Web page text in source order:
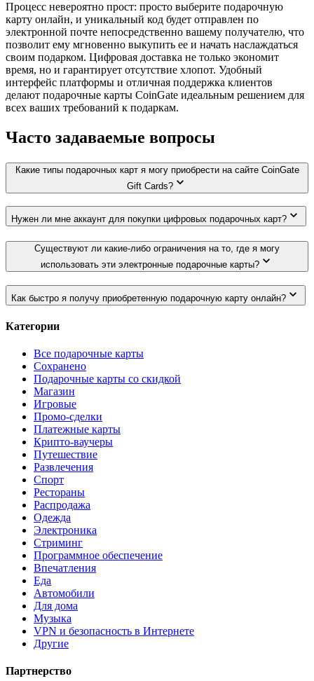
Процесс невероятно прост: просто выберите подарочную
карту онлайн, и уникальный код будет отправлен по
электронной почте непосредственно вашему получателю, что
позволит ему мгновенно выкупить ее и начать наслаждаться
своим подарком. Цифровая доставка не только экономит
время, но и гарантирует отсутствие хлопот. Удобный
интерфейс платформы и отличная поддержка клиентов
делают подарочные карты CoinGate идеальным решением для
всех ваших требований к подаркам.
Часто задаваемые вопросы
Какие типы подарочных карт я могу приобрести на сайте CoinGate
Gift Cards?
Нужен ли мне аккаунт для покупки цифровых подарочных карт?
Существуют ли какие-либо ограничения на то, где я могу
использовать эти электронные подарочные карты?
Как быстро я получу приобретенную подарочную карту онлайн?
Категории
Все подарочные карты
Сохранено
Подарочные карты со скидкой
Магазин
Игровые
Промо-сделки
Платежные карты
Крипто-ваучеры
Путешествие
Развлечения
Спорт
Рестораны
Распродажа
Одежда
Электроника
Стриминг
Программное обеспечение
Впечатления
Еда
Автомобили
Для дома
Музыка
VPN и безопасность в Интернете
Другие
Партнерство